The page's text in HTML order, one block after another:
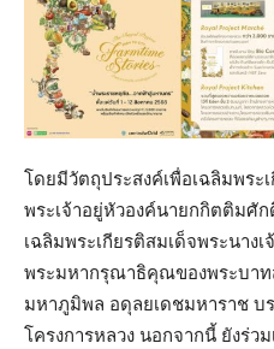
โดยมีวัตถุประสงค์เพื่อเฉลิมพระ
พระเจ้าอยู่หัวองค์นายกกิตติมศั
เฉลิมพระเกียรติสมเด็จพระนาง
พระมหากรุณาธิคุณของพระบาท
มหาภูมิพล อดุลยเดชมหาราช บ
โครงการหลวง นอกจากนี้ ยังร่ว